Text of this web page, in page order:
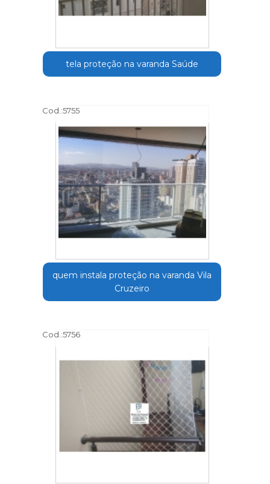
tela proteção na varanda Saúde
Cod.:5755
quem instala proteção na varanda Vila
Cruzeiro
Cod.:5756